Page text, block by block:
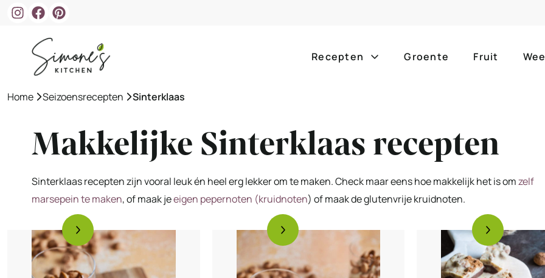
Recepten
ontbijt bijgerechten
lunch hoofdgerechten
borrelhapjes desserts
voorgerechten drankjes
slow
Groente Fruit
Home »Seizoensrecepten »Sinterklaas
Makkelijke Sinterklaas recepten
Sinterklaas recepten zijn vooral leuk én heel erg lekker om te maken. Check maar eens hoe makkelijk het is omzelf
marsepein te maken, of maak jeeigen pepernoten (kruidnoten) of maak de glutenvrije kruidnoten.